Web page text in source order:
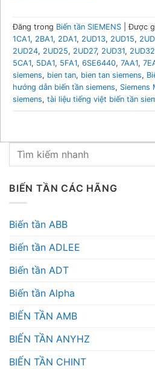
BIẾN TẦN CÁC HÃNG
Biến tần ABB
Biến tần ADLEE
Biến tần ADT
Biến tần Alpha
BIẾN TẦN AMB
BIẾN TẦN ANYHZ
BIẾN TẦN CHINT
Đăng trong Biến tần SIEMENS |Được
1CA1, 2BA1, 2DA1, 2UD13, 2UD15,
2UD24, 2UD25, 2UD27, 2UD31, 2UD32
5CA1, 5DA1, 5FA1, 6SE6440, 7AA1,
siemens, bien tan, bien tan siemens,
hướng dẫn biến tần siemens, Siemens
siemens, tài liệu tiếng việt biến tần